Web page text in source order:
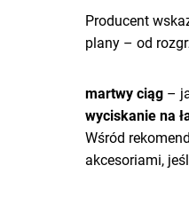
Producent
plany – od
martwy ciąg –
wyciskanie na
Wśród
akcesoriami,